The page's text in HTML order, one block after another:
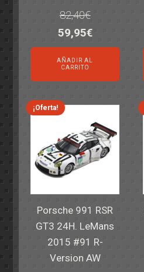
82,40€
El
precio
original
era:
82,40€.
59,95€El
precio
es:
59,95€.
AÑADIR AL
CARRITO
¡Oferta!
Porsche 991 RSR
GT3 24H. LeMans
2015 #91 R-
Version AW